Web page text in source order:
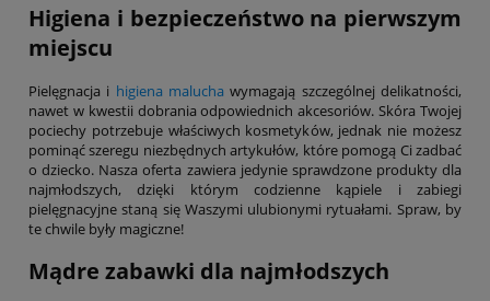
Higiena i bezpieczeństwo na pierwszym
miejscu
Pielęgnacja i higiena malucha wymagają szczególnej delikatności,
nawet w kwestii dobrania odpowiednich akcesoriów. Skóra Twojej
pociechy potrzebuje właściwych kosmetyków, jednak nie możesz
pominąć szeregu niezbędnych artykułów, które pomogą Ci zadbać
o dziecko. Nasza oferta zawiera jedynie sprawdzone produkty dla
najmłodszych, dzięki którym codzienne kąpiele i zabiegi
pielęgnacyjne staną się Waszymi ulubionymi rytuałami. Spraw, by
te chwile były magiczne!
Mądre zabawki dla najmłodszych